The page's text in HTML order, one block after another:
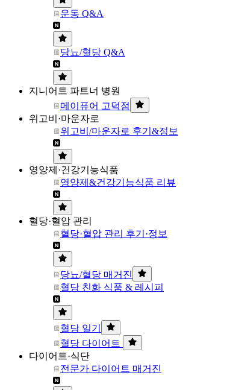
운동 Q&A
당뇨/혈당 Q&A
지니어트 파트너 병원
메이퓨어 고덕점
위고비·마운자로
위고비/마운자로 후기&정보
영양제·건강기능식품
영양제&건강기능식품 리뷰
혈당·혈압 관리
혈당·혈압 관리 후기·정보
당뇨/혈당 매거진
혈당 친화 식품 & 레시피
혈당 일기
혈당 다이어트
다이어트·식단
전문가 다이어트 매거진